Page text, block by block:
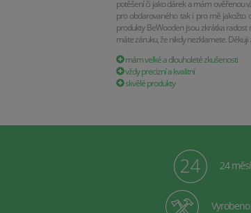
potěšení či jako dárek a mám ověřenou
pro obdarovaného tak i pro mě jakožto
produkty BeWooden jsou zkrátka
máte záruku, že nikdy nezklamete. Děkuji
mám velké a dlouholeté zkušenosti
vždy precizní a kvalitní
skvělé produkty
24
Vyrobeno